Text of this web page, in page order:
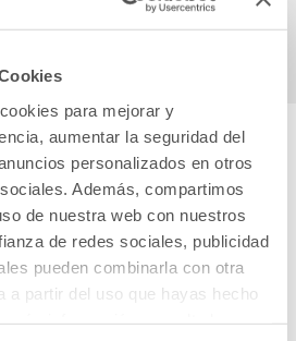
para mejorar y
aumentar la seguridad del
personalizados en otros
Además, compartimos
de nuestra web con nuestros
de redes sociales, publicidad
pueden combinarla con otra
a partir del uso que hayas hecho
Comprar
tu opinión
en valorar este producto!